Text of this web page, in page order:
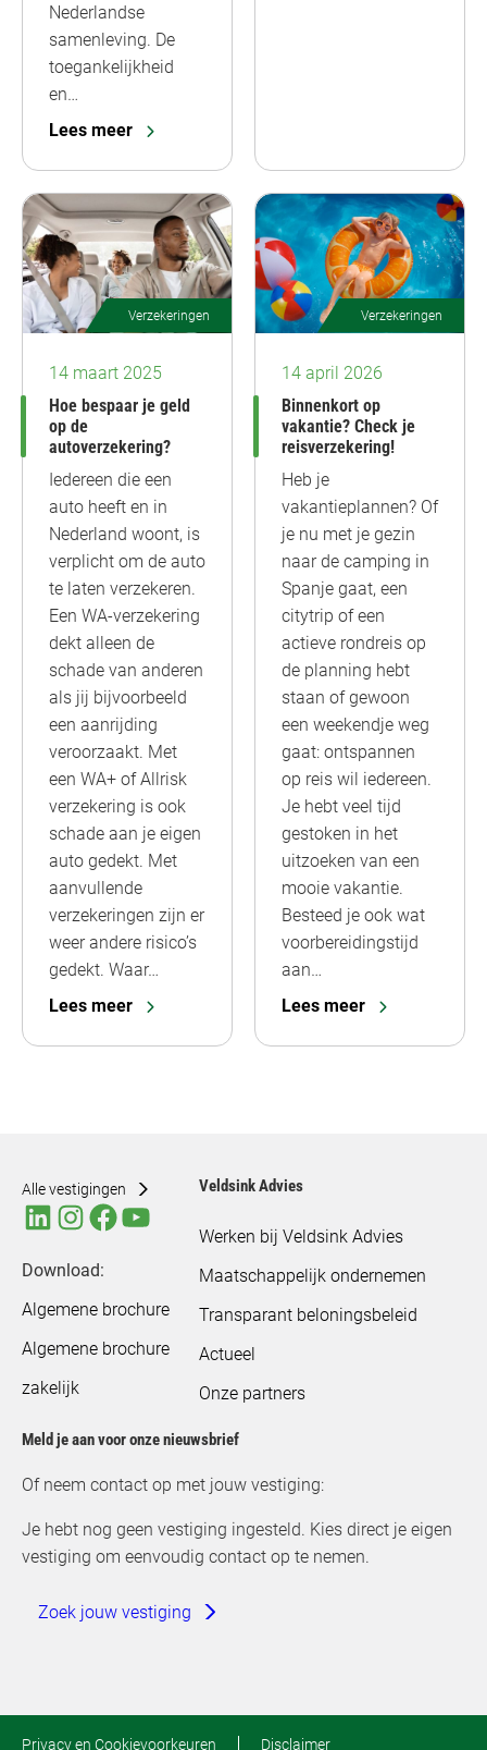
Nederlandse
samenleving. De
toegankelijkheid
en…
Lees meer
Verzekeringen
14 maart 2025
Hoe bespaar je geld
op de
autoverzekering?
Iedereen die een
auto heeft en in
Nederland woont, is
verplicht om de auto
te laten verzekeren.
Een WA-verzekering
dekt alleen de
schade van anderen
als jij bijvoorbeeld
een aanrijding
veroorzaakt. Met
een WA+ of Allrisk
verzekering is ook
schade aan je eigen
auto gedekt. Met
aanvullende
verzekeringen zijn er
weer andere risico’s
gedekt. Waar…
Lees meer
Verzekeringen
14 april 2026
Binnenkort op
vakantie? Check je
reisverzekering!
Heb je
vakantieplannen? Of
je nu met je gezin
naar de camping in
Spanje gaat, een
citytrip of een
actieve rondreis op
de planning hebt
staan of gewoon
een weekendje weg
gaat: ontspannen
op reis wil iedereen.
Je hebt veel tijd
gestoken in het
uitzoeken van een
mooie vakantie.
Besteed je ook wat
voorbereidingstijd
aan…
Lees meer
Alle vestigingen
Download:
Algemene brochure
Algemene brochure
zakelijk
Veldsink Advies
Werken bij Veldsink Advies
Maatschappelijk ondernemen
Transparant beloningsbeleid
Actueel
Onze partners
Meld je aan voor onze nieuwsbrief
Of neem contact op met jouw vestiging:
Je hebt nog geen vestiging ingesteld. Kies direct je eigen
vestiging om eenvoudig contact op te nemen.
Zoek jouw vestiging
Privacy en Cookievoorkeuren Disclaimer